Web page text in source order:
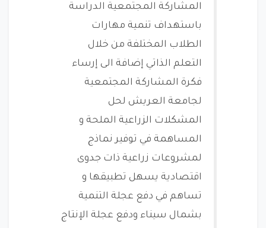
المشاركة المجتمعية الدراسة
باستهداف تنمية مهارات
الطلاب المختلفة من خلال
التعلم الذاتي إضافة الى إرساء
فكرة المشاركة المجتمعية
لجامعة العريش لحل
المشكلات الزراعية الملحة و
المساهمة في توفير نماذج
لمشروعات زراعية ذات جدوى
اقتصادية يسهل تطبيقها و
تساهم في دفع عجلة التنمية
بشمال سيناء ودفع عجلة الإنتاج